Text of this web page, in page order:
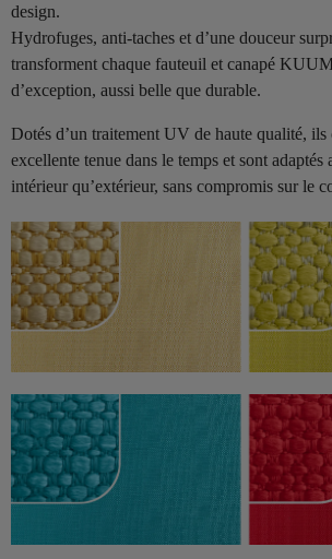
design.
Hydrofuges, anti-taches et d’une douceur
transforment chaque fauteuil et canapé
d’exception, aussi belle que durable.
Dotés d’un traitement UV de haute qualité,
excellente tenue dans le temps et sont adaptés
intérieur qu’extérieur, sans compromis sur le